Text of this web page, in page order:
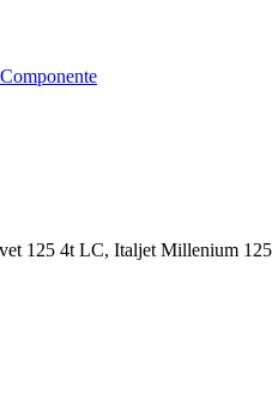
125 4t LC, Italjet Millenium